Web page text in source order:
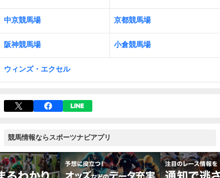
中京競馬場 京都競馬場
阪神競馬場 小倉競馬場
ウィンズ・エクセル
競馬情報ならスポーツナビアプリ